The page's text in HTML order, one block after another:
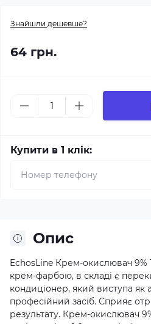
Знайшли дешевше?
64 грн.
Купити в 1 клік:
Опис
EchosLine Крем-окислювач 9%
крем-фарбою, в складі є
кондиціонер, який виступа як
професійний засіб. Сприяє
результату. Крем-окислювач